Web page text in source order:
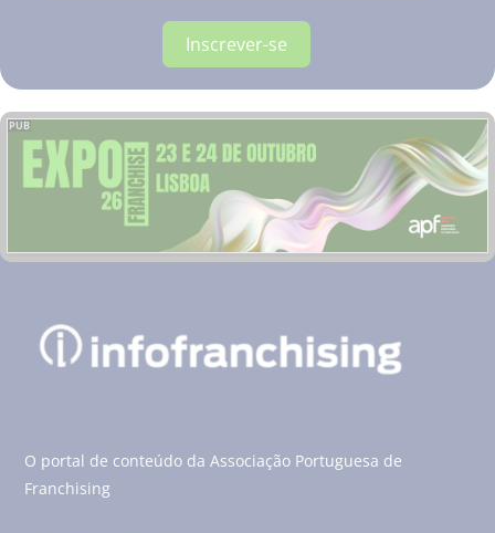
Inscrever-se
PUB
O portal de conteúdo da Associação Portuguesa de
Franchising